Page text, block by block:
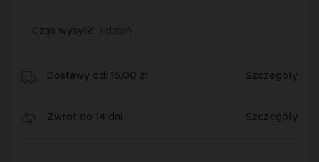
Czas wysyłki: 1 dzień
Dostawy od: 15,00 zł Szczegóły
Zwrot do 14 dni Szczegóły